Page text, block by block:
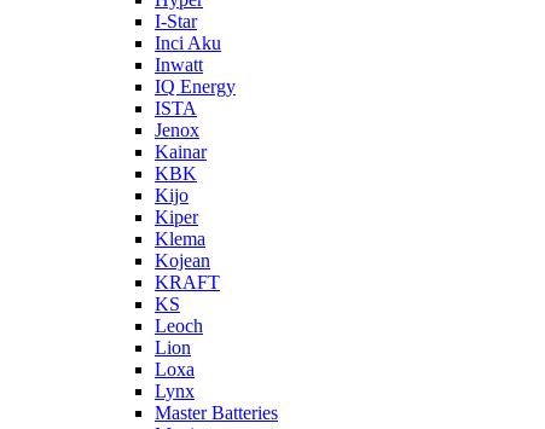
I-Star
Inci Aku
Inwatt
IQ Energy
ISTA
Jenox
Kainar
KBK
Kijo
Kiper
Klema
Kojean
KRAFT
KS
Leoch
Lion
Loxa
Lynx
Master Batteries